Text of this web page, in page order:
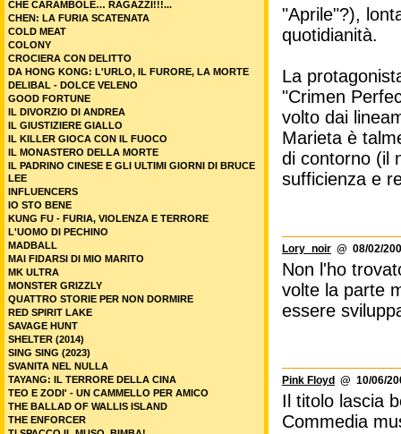
"Aprile"?),
quotidianità.
La
"Crimen
volto dai
Marieta è
di contorno (il
sufficienza e
Lory_noir @ 08/02/
Non l'ho
volte la parte
essere
Pink Floyd @ 10/06/
Il titolo lascia
Commedia
CHE CARAMBOLE… RAGAZZI!!!...
CHEN: LA FURIA SCATENATA
COLD MEAT
COLONY
CROCIERA CON DELITTO
DA HONG KONG: L'URLO, IL FURORE, LA MORTE
DELIBAL - DOLCE VELENO
GOOD FORTUNE
IL DIVORZIO DI ANDREA
IL GIUSTIZIERE GIALLO
IL KILLER GIOCA CON IL FUOCO
IL MONASTERO DELLA MORTE
IL PADRINO CINESE E GLI ULTIMI GIORNI DI BRUCE
LEE
INFLUENCERS
IO STO BENE
KUNG FU - FURIA, VIOLENZA E TERRORE
L'UOMO DI PECHINO
MADBALL
MAI FIDARSI DI MIO MARITO
MK ULTRA
MONSTER GRIZZLY
QUATTRO STORIE PER NON DORMIRE
RED SPIRIT LAKE
SAVAGE HUNT
SHELTER (2014)
SING SING (2023)
SVANITA NEL NULLA
TAYANG: IL TERRORE DELLA CINA
TEO E ZODI' - UN CAMMELLO PER AMICO
THE BALLAD OF WALLIS ISLAND
THE ENFORCER